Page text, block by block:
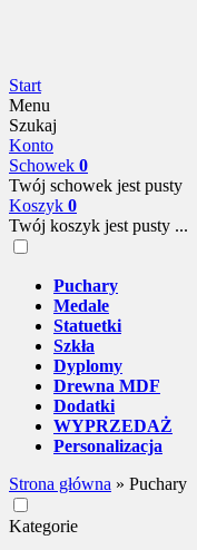
Start
Menu
Szukaj
Konto
Schowek 0
Twój schowek jest pusty
Koszyk 0
Twój koszyk jest pusty ...
Puchary
Medale
Statuetki
Szkła
Dyplomy
Drewna MDF
Dodatki
WYPRZEDAŻ
Personalizacja
Strona główna » Puchary
Kategorie